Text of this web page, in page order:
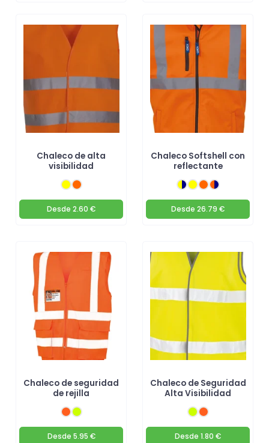
Chaleco de alta
visibilidad
Desde 2.60 €
Chaleco Softshell con
reflectante
Desde 26.79 €
Chaleco de seguridad
de rejilla
Desde 5.95 €
Chaleco de Seguridad
Alta Visibilidad
Desde 1.80 €